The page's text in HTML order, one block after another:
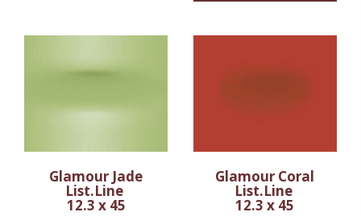
Glamour Jade
List.Line
12.3 x 45
Glamour Coral
List.Line
12.3 x 45